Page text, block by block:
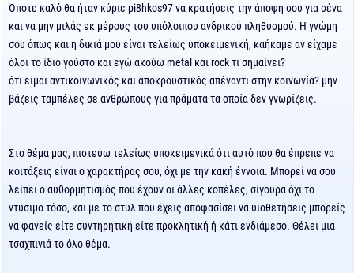
Όποτε καλό θα ήταν κύριε pi8hkos97 να κρατήσεις την άποψη σου για σένα
και να μην μιλάς εκ μέρους του υπόλοιπου ανδρικού πληθυσμού. Η γνώμη
σου όπως και η δικιά μου είναι τελείως υποκειμενική, καήκαμε αν είχαμε
όλοι το ίδιο γούστο και εγώ ακούω metal και rock τι σημαίνει?
ότι είμαι αντικοινωνικός και αποκρουστικός απέναντι στην κοινωνία? μην
βάζεις ταμπέλες σε ανθρώπους για πράματα τα οποία δεν γνωρίζεις.
Στο θέμα μας, πιστεύω τελείως υποκειμενικά ότι αυτό που θα έπρεπε να
κοιτάξεις είναι ο χαρακτήρας σου, όχι με την κακή έννοια. Μπορεί να σου
λείπει ο αυθορμητισμός που έχουν οι άλλες κοπέλες, σίγουρα όχι το
ντύσιμο τόσο, και με το στυλ που έχεις αποφασίσει να υιοθετήσεις μπορείς
να φανείς είτε συντηρητική είτε προκλητική ή κάτι ενδιάμεσο. Θέλει μια
τσαχπινιά το όλο θέμα.